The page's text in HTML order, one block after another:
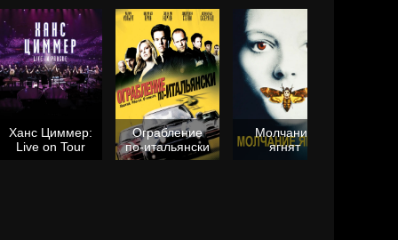
Ханс Циммер:
Live on Tour
Ограбление
по-итальянски
Молчание
ягнят